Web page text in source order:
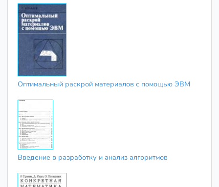
Оптимальный раскрой материалов с помощью ЭВМ
Введение в разработку и анализ алгоритмов